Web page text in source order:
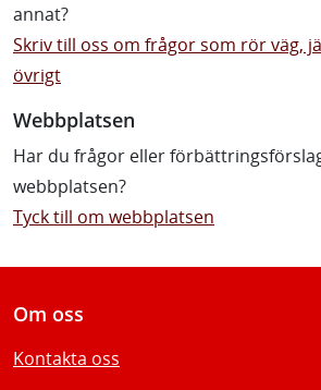
annat?
Skriv till oss om frågor som rör väg,
övrigt
Webbplatsen
Har du frågor eller
webbplatsen?
Tyck till om webbplatsen
Om oss
Kontakta oss